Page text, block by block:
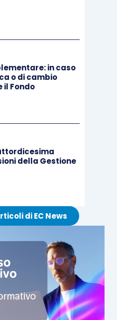
in caso
o di cambio
il Fondo
della Gestione
di EC News